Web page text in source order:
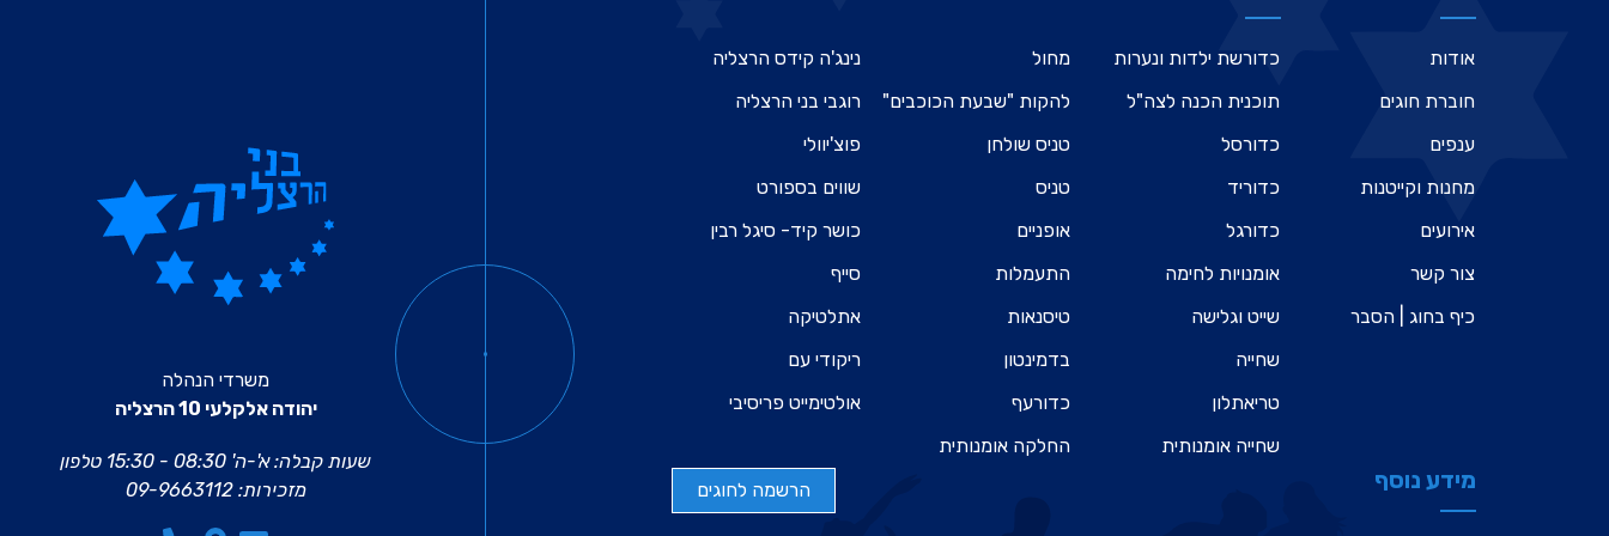
אודות
חוברת חוגים
ענפים
מחנות וקייטנות
אירועים
צור קשר
כיף בחוג | הסבר
כדורשת ילדות ונערות
תוכנית הכנה לצה"ל
כדורסל
כדוריד
כדורגל
אומנויות לחימה
שייט וגלישה
שחייה
טריאתלון
שחייה אומנותית
מחול
להקות "שבעת הכוכבים"
טניס שולחן
טניס
אופניים
התעמלות
טיסנאות
בדמינטון
כדורעף
החלקה אומנותית
נינג'ה קידס הרצליה
רוגבי בני הרצליה
פוצ'יוולי
שווים בספורט
כושר קיד- סיגל רבין
סייף
אתלטיקה
ריקודי עם
אולטימייט פריסיבי
מידע נוסף הרשמה לחוגים
משרדי הנהלה
יהודה אלקלעי 10 הרצליה
שעות קבלה: א'-ה' 08:30 - 15:30
טלפון
מזכירות: 09-9663112